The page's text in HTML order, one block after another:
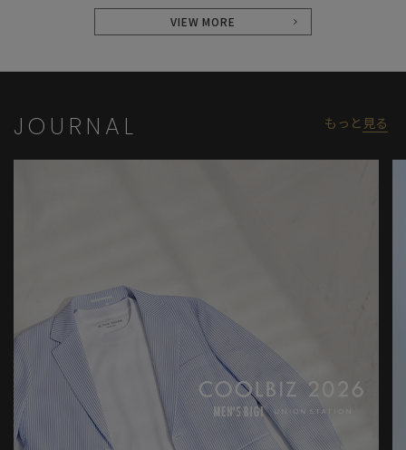
VIEW MORE
JOURNAL もっと 見る